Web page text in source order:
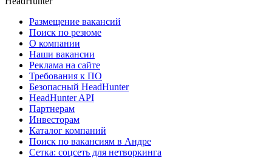
Размещение вакансий
Поиск по резюме
О компании
Наши вакансии
Реклама на сайте
Требования к ПО
Безопасный HeadHunter
HeadHunter API
Партнерам
Инвесторам
Каталог компаний
Поиск по вакансиям в Андре
Сетка: соцсеть для нетворкинга